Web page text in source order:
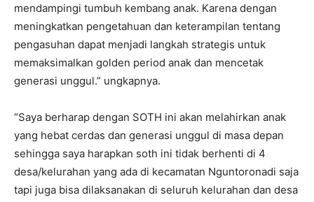
mendampingi tumbuh kembang anak. Karena dengan
meningkatkan pengetahuan dan keterampilan tentang
pengasuhan dapat menjadi langkah strategis untuk
memaksimalkan golden period anak dan mencetak
generasi unggul.” ungkapnya.
“Saya berharap dengan SOTH ini akan melahirkan anak
yang hebat cerdas dan generasi unggul di masa depan
sehingga saya harapkan soth ini tidak berhenti di 4
desa/kelurahan yang ada di kecamatan Nguntoronadi saja
tapi juga bisa dilaksanakan di seluruh kelurahan dan desa